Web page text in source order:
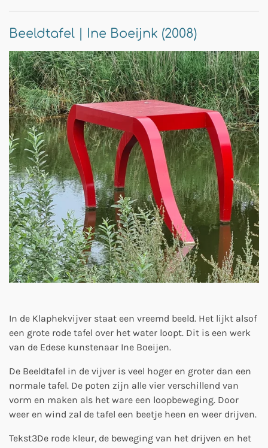
Beeldtafel | Ine Boeijnk (2008)
In de Klaphekvijver staat een vreemd beeld. Het lijkt alsof
een grote rode tafel over het water loopt. Dit is een werk
van de Edese kunstenaar Ine Boeijen.
De Beeldtafel in de vijver is veel hoger en groter dan een
normale tafel. De poten zijn alle vier verschillend van
vorm en maken als het ware een loopbeweging. Door
weer en wind zal de tafel een beetje heen en weer drijven.
Tekst3De rode kleur, de beweging van het drijven en het